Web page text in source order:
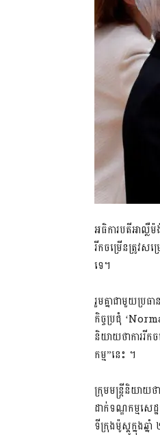
អធិការបតីអាល្
រីកចម្រើនត្រូវស
ទេ។
រួមគ្នាជាមួយប្
កិច្ចប្រជុំ
និយាយថាការរី
កម្ម”នេះ ។
ក្រុមមន្ត្រីនិយាយ
ដាក់ទណ្ឌកម្មសេ
ទីក្រុងម៉ូស្គូក្នុងឆ្